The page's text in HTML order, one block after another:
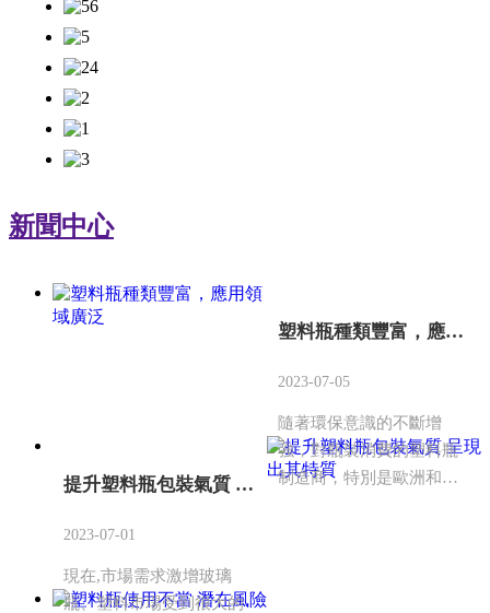
新聞中心
塑料瓶種類豐富，應用領域廣泛
2023-07-05
隨著環保意識的不斷增
強，對瓶裝消費的塑料瓶
制造商，特別是歐洲和美
提升塑料瓶包裝氣質 呈現出其特質
2023-07-01
現在,市場需求激增玻璃
瓶、塑料市場受到很大的